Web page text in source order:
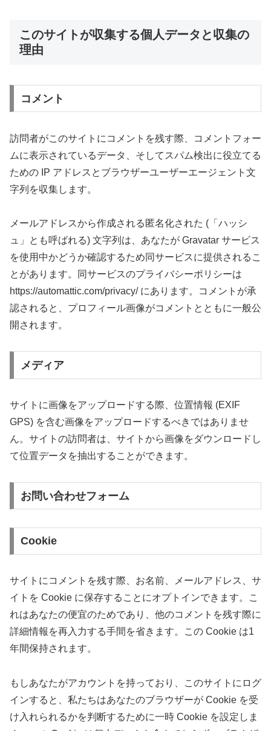
このサイトが収集する個人データと収集の
理由
コメント
訪問者がこのサイトにコメントを残す際、コメントフォー
ムに表示されているデータ、そしてスパム検出に役立てる
ための IP アドレスとブラウザーユーザーエージェント文
字列を収集します。
メールアドレスから作成される匿名化された (「ハッシ
ュ」とも呼ばれる) 文字列は、あなたが Gravatar サービス
を使用中かどうか確認するため同サービスに提供されるこ
とがあります。同サービスのプライバシーポリシーは
https://automattic.com/privacy/ にあります。コメントが承
認されると、プロフィール画像がコメントとともに一般公
開されます。
メディア
サイトに画像をアップロードする際、位置情報 (EXIF
GPS) を含む画像をアップロードするべきではありませ
ん。サイトの訪問者は、サイトから画像をダウンロードし
て位置データを抽出することができます。
お問い合わせフォーム
Cookie
サイトにコメントを残す際、お名前、メールアドレス、サ
イトを Cookie に保存することにオプトインできます。こ
れはあなたの便宜のためであり、他のコメントを残す際に
詳細情報を再入力する手間を省きます。この Cookie は1
年間保持されます。
もしあなたがアカウントを持っており、このサイトにログ
インすると、私たちはあなたのブラウザーが Cookie を受
け入れられるかを判断するために一時 Cookie を設定しま